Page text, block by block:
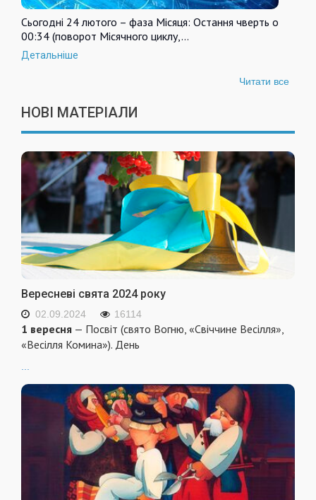
Сьогодні 24 лютого – фаза Місяця: Остання чверть о
00:34 (поворот Місячного циклу,…
Детальніше
Читати все
НОВІ МАТЕРІАЛИ
Вересневі свята 2024 року
02.09.2024 16114
1 вересня — Посвіт (свято Вогню, «Свіччине Весілля»,
«Весілля Комина»). День